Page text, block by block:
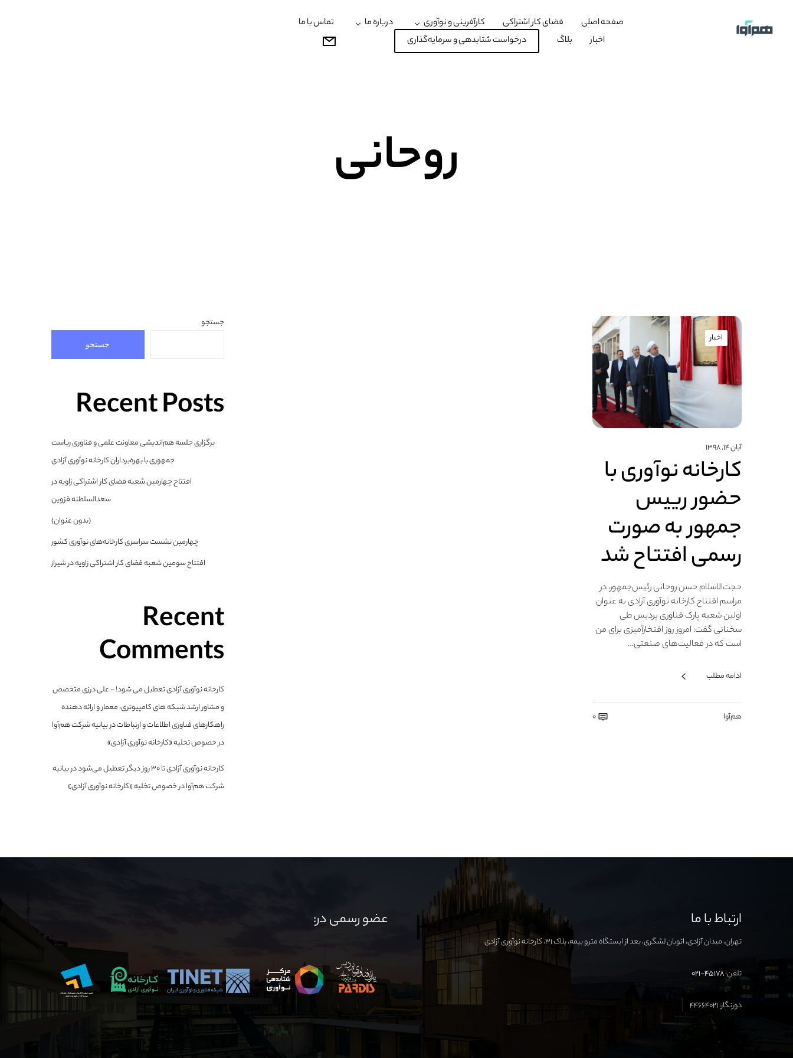
صفحه اصلی فضای کار اشتراکی کارآفرینی و نوآوری درباره ما
تماس با ما
اخبار
بلاگ درخواست شتابدهی و سرمایه‌گذاری
روحانی
اخبار
آبان ۱۴, ۱۳۹۸
کارخانه نوآوری با
حضور رییس
جمهور به صورت
رسمی افتتاح شد
حجت‌الاسلام حسن روحانی رئیس‌جمهور، در
مراسم افتتاح کارخانه نوآوری آزادی به عنوان
اولین شعبه پارک فناوری پردیس طی
سخنانی گفت: امروز روز افتخارآمیزی برای من
است که در فعالیت‌های صنعتی…
ادامه مطلب
هم‌آوا 0
جستجو
جستجو
Recent Posts
برگزاری جلسه هم‌اندیشی معاونت علمی و فناوری ریاست
جمهوری با بهره‌برداران کارخانه نوآوری آزادی
افتتاح چهارمین شعبه فضای کار اشتراکی زاویه در
سعدالسلطنه قزوین
(بدون عنوان)
چهارمین نشست سراسری کارخانه‌های نوآوری کشور
افتتاح سومین شعبه فضای کار اشتراکی زاویه در شیراز
Recent
Comments
کارخانه نوآوری آزادی تعطیل می شود! - علی درزی متخصص
و مشاور ارشد شبکه های کامپیوتری، معمار و ارائه دهنده
راهکارهای فناوری اطلاعات و ارتباطاتدربیانیه شرکت هم‌آوا
در خصوص تخلیه «کارخانه نوآوری آزادی»
کارخانه نوآوری آزادی تا ۳۰ روز دیگر تعطیل می‌شود دربیانیه
شرکت هم‌آوا در خصوص تخلیه «کارخانه نوآوری آزادی»
ارتباط با ما
تهران، میدان آزادی، اتوبان لشگری، بعد از ایستگاه مترو بیمه، پلاک ۳۱، کارخانه نوآوری آزادی
تلفن:۴۵۱۷۸-۰۲۱
دورنگار: ۴۴۶۶۴۰۲۱
عضو رسمی در: